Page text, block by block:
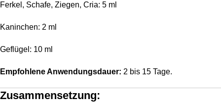
Ferkel, Schafe, Ziegen, Cria: 5 ml
Kaninchen: 2 ml
Geflügel: 10 ml
Empfohlene Anwendungsdauer: 2 bis 15 Tage.
Zusammensetzung: